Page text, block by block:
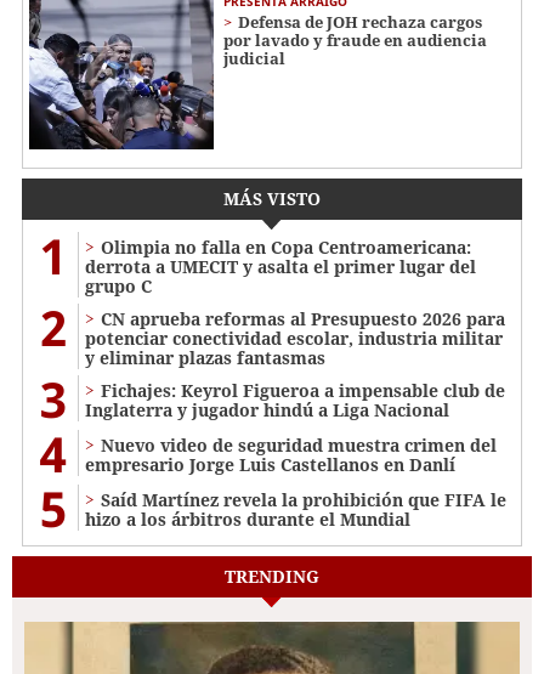
Defensa de JOH rechaza cargos
por lavado y fraude en audiencia
judicial
MÁS VISTO
1
Olimpia no falla en Copa Centroamericana:
derrota a UMECIT y asalta el primer lugar del
grupo C
2
CN aprueba reformas al Presupuesto 2026 para
potenciar conectividad escolar, industria militar
y eliminar plazas fantasmas
3
Fichajes: Keyrol Figueroa a impensable club de
Inglaterra y jugador hindú a Liga Nacional
4
Nuevo video de seguridad muestra crimen del
empresario Jorge Luis Castellanos en Danlí
5
Saíd Martínez revela la prohibición que FIFA le
hizo a los árbitros durante el Mundial
TRENDING